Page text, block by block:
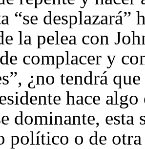
“se desplazará”
la pelea con
complacer y
¿no tendrá
hace
dominante, esta
político o de otra